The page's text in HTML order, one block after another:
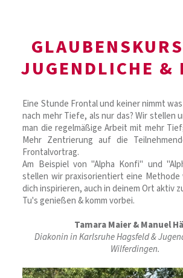
JUGENDLICHE &
Eine Stunde Frontal und keiner nimmt
nach mehr Tiefe, als nur das? Wir stellen
man die regelmäßige Arbeit mit mehr
Mehr Zentrierung auf die
Frontalvortrag.
Am Beispiel von "Alpha Konfi" und
stellen wir praxisorientiert eine Methode
dich inspirieren, auch in deinem Ort aktiv
Tu's genießen & komm vorbei.
Tamara Maier & Manuel
Diakonin in Karlsruhe Hagsfeld &
Wilferdingen.